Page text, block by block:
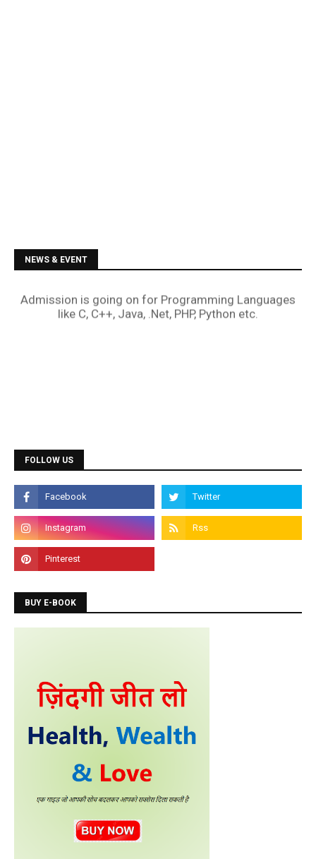
NEWS & EVENT
DCA, DTP, Tally, Web Designing etc.
Programming Courses
Admission is going on for Programming Languages
like C, C++, Java, .Net, PHP, Python etc.
FOLLOW US
BUY E-BOOK